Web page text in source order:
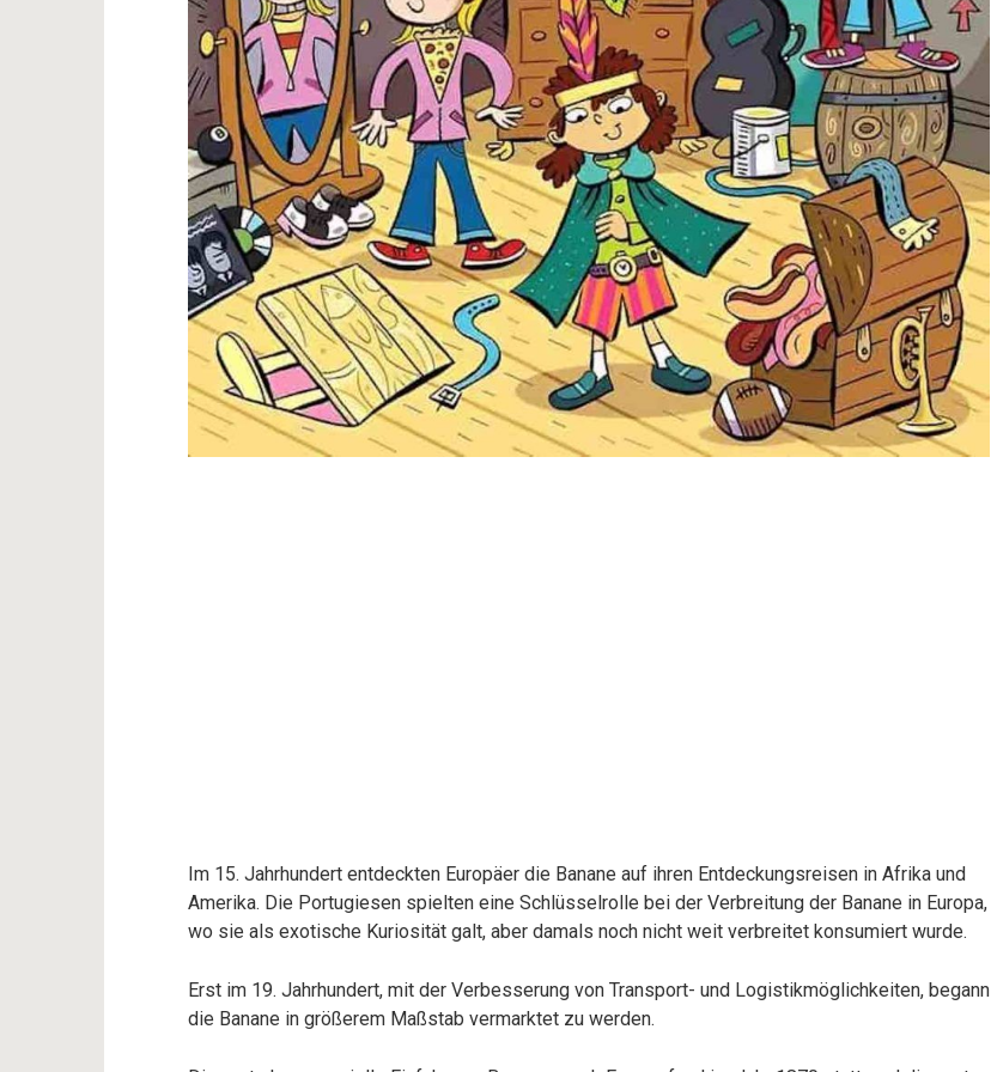
Im 15. Jahrhundert entdeckten Europäer die Banane auf ihren Entdeckungsreisen in Afrika und
Amerika. Die Portugiesen spielten eine Schlüsselrolle bei der Verbreitung der Banane in Europa,
wo sie als exotische Kuriosität galt, aber damals noch nicht weit verbreitet konsumiert wurde.
Erst im 19. Jahrhundert, mit der Verbesserung von Transport- und Logistikmöglichkeiten, begann
die Banane in größerem Maßstab vermarktet zu werden.